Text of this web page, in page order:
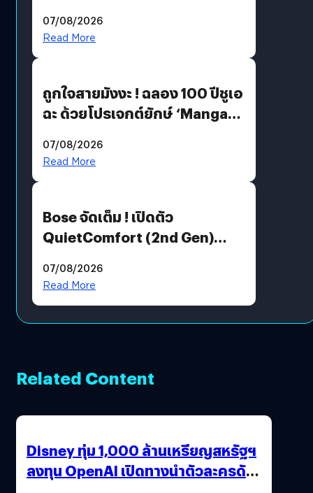
07/08/2026
Read More
ถูกใจสายมังงะ ! ฉลอง 100 ปีชูเอ
ฉะ ด้วยโปรเจกต์ยักษ์ ‘Manga
มีภาษาไทยด้วย
07/08/2026
Read More
Bose จัดเต็ม ! เปิดตัว
QuietComfort (2nd Gen)
07/08/2026
Read More
Related Content
Disney ทุ่ม 1,000 ล้านเหรียญสหรัฐฯ
ลงทุน OpenAI เปิดทางนำตัวละครดัง